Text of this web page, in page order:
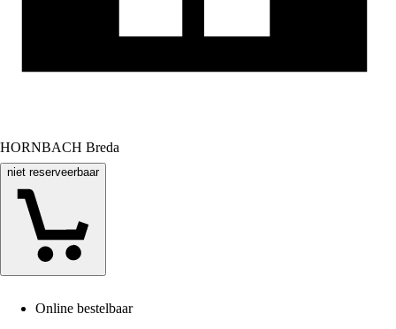
HORNBACH Breda
niet reserveerbaar
Online bestelbaar